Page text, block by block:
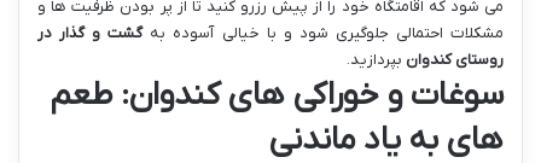
می شود که اقامتگاه خود را از پیش رزرو کنید تا از پر بودن ظرفیت ها و
مشکلات احتمالی جلوگیری شود و با خیالی آسوده بهگشت و گذار در
روستای کندوان بپردازید.
سوغات و خوراکی های کندوان: طعم
های به یاد ماندنی